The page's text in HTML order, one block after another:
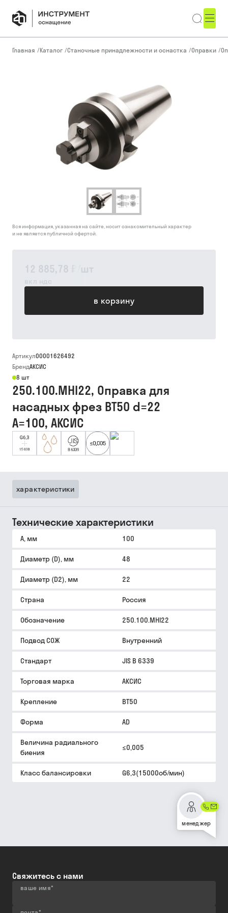
Главная /Каталог /Станочные принадлежности и оснастка /Оправки /
12 885,78 ₽ шт
вкл ндс
в корзину
Вся информация, указанная на сайте, носит ознакомительный характер
и не является публичной офертой.
Артикул00001626492
БрендАКСИС
8 шт
250.100.MHI22, Оправка для
насадных фрез BT50 d=22
A=100, АКСИС
характеристики
Технические характеристики
A, мм 100
Диаметр (D), мм 48
Диаметр (D2), мм 22
Страна Россия
Обозначение 250.100.MHI22
Подвод СОЖ Внутренний
Стандарт JIS B 6339
Торговая марка АКСИС
Крепление BT50
Форма AD
Величина радиального
биения
≤0,005
Класс балансировки G6,3(15000об/мин)
менеджер
Свяжитесь с нами
ваше имя*